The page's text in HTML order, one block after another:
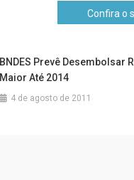
Confira o
BNDES Prevê Desembolsar
Maior Até 2014
4 de agosto de 2011